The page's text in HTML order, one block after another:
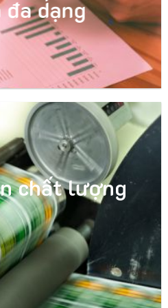
đa dạng
chất lượng